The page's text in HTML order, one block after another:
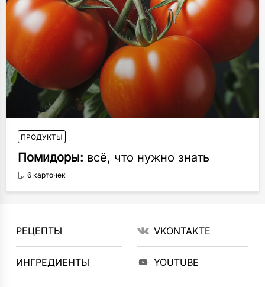
ПРОДУКТЫ
Помидоры: всё, что нужно знать
6 карточек
РЕЦЕПТЫ
ИНГРЕДИЕНТЫ
VKONTAKTE
YOUTUBE